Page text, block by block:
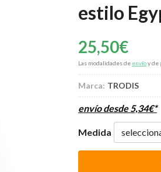
estilo
25,50€
Las modalidades de envíoy de
Marca: TRODIS
envío desde 5,34€*
Medida